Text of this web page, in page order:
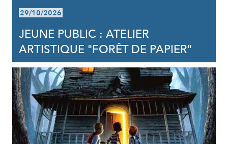
29/10/2026
JEUNE PUBLIC : ATELIER
ARTISTIQUE "FORÊT DE PAPIER"